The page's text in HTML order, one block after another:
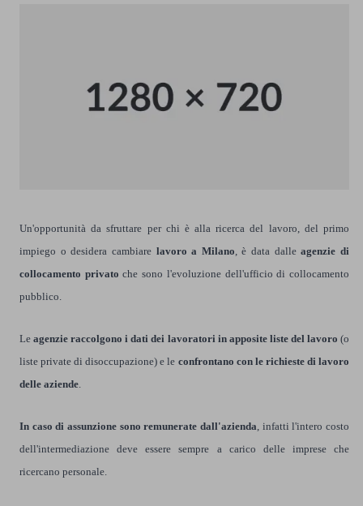
Un'opportunità da sfruttare per chi è alla ricerca del lavoro, del primo
impiego o desidera cambiare lavoro a Milano , è data dalleagenzie di
collocamento privatoche sono l'evoluzione dell'ufficio di collocamento
pubblico.
Leagenzie raccolgono i dati dei lavoratori in apposite liste del lavoro(o
liste private di disoccupazione) e le confrontano con le richieste di lavoro
delle aziende
In caso di assunzione sono remunerate dall'azienda , infatti l'intero costo
dell'intermediazione deve essere sempre a carico delle imprese che
ricercano personale.